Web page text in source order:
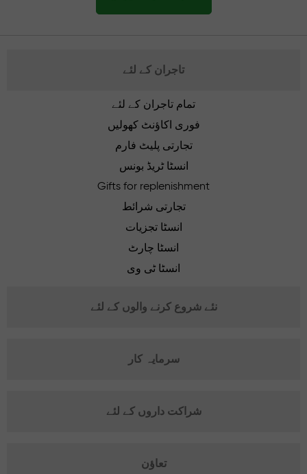
تاجران کے لئے
تمام تاجران کے لئے
فوری اکاؤنٹ کھولیں
تجارتی پلیٹ فارم
انسٹا ٹریڈ بونس
Gifts for replenishment
تجارتی شرائط
انسٹا تجزیات
انسٹا چارٹ
انسٹا ٹی وی
نئے شروع کرنے والوں کے لئے
سرمایہ کار
شراکت داروں کے لئے
تعاؤن